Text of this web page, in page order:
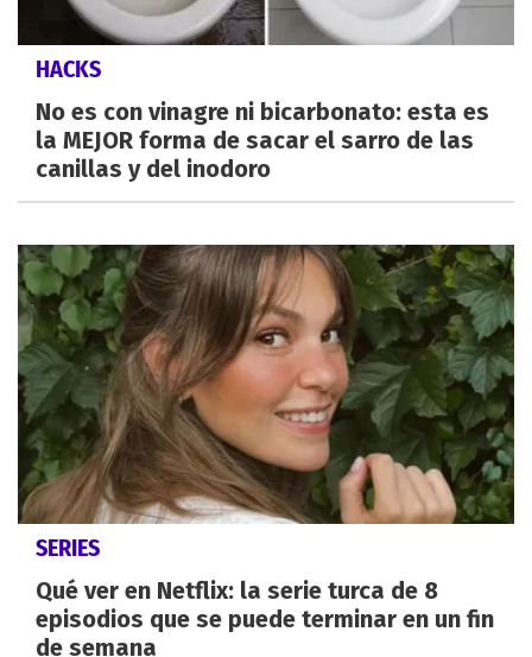
HACKS
No es con vinagre ni bicarbonato: esta es
la MEJOR forma de sacar el sarro de las
canillas y del inodoro
SERIES
Qué ver en Netflix: la serie turca de 8
episodios que se puede terminar en un fin
de semana